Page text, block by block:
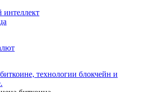
интеллект
технологии блокчейн и